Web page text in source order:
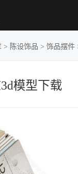
> 陈设饰品 >饰品摆件
模型下载